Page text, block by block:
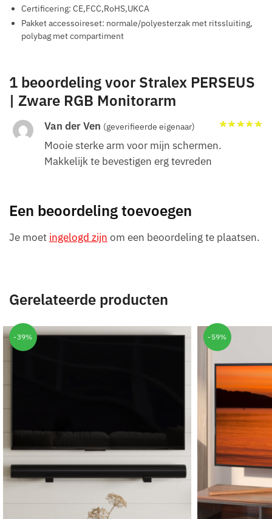
Certificering: CE,FCC,RoHS,UKCA
Pakket accessoireset: normale/polyesterzak met ritssluiting,
polybag met compartiment
1 beoordeling voor Stralex PERSEUS
| Zware RGB Monitorarm
Van der Ven (geverifieerde eigenaar)
Mooie sterke arm voor mijn schermen.
Makkelijk te bevestigen erg tevreden
Een beoordeling toevoegen
Je moet ingelogd zijn om een beoordeling te plaatsen.
Gerelateerde producten
-39% -59%